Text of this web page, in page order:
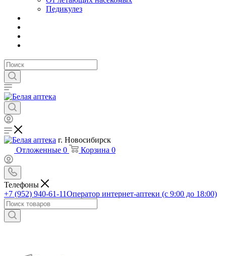
Педикулез
г. Новосибирск
Отложенные 0 Корзина 0
Телефоны
+7 (952) 940-61-11Оператор интернет-аптеки (с 9:00 до 18:00)